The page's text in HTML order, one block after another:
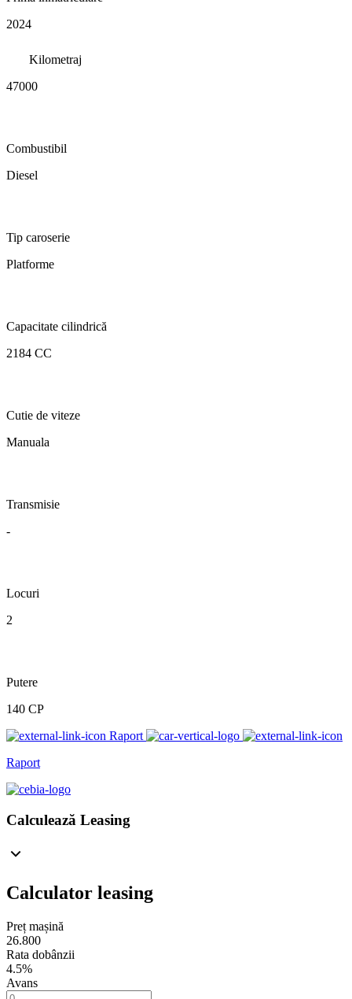
2024
Kilometraj
47000
Combustibil
Diesel
Tip caroserie
Platforme
Capacitate cilindrică
2184 CC
Cutie de viteze
Manuala
Transmisie
-
Locuri
2
Putere
140 CP
Raport
Raport
Calculează Leasing
Calculator leasing
Preț mașină
26.800
Rata dobânzii
4.5%
Avans